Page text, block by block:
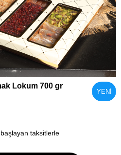
Lokum 700 gr
YENI
taksitlerle